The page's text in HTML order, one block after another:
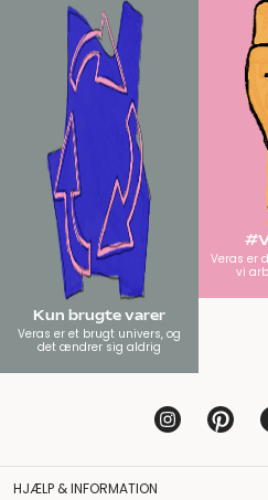
Kun brugte varer
Veras er et brugt univers, og
det ændrer sig aldrig
Veras er
vi
HJÆLP & INFORMATION